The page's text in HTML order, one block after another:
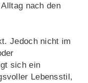
nach den
Jedoch nicht im
sich ein
Lebensstil,